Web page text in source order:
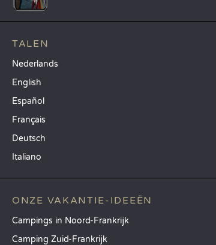
TALEN
Nederlands
English
Español
Français
Deutsch
Italiano
ONZE VAKANTIE-IDEEËN
Campings in Noord-Frankrijk
Camping Zuid-Frankrijk